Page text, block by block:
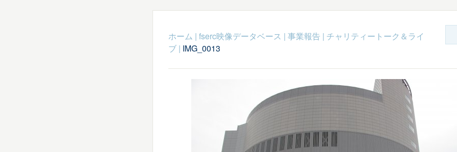
ホーム | fserc映像データベース | 事業報告 | チャリティートーク＆ライ
ブ| IMG_0013